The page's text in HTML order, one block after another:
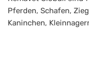
Pferden, Schafen,
Kaninchen,